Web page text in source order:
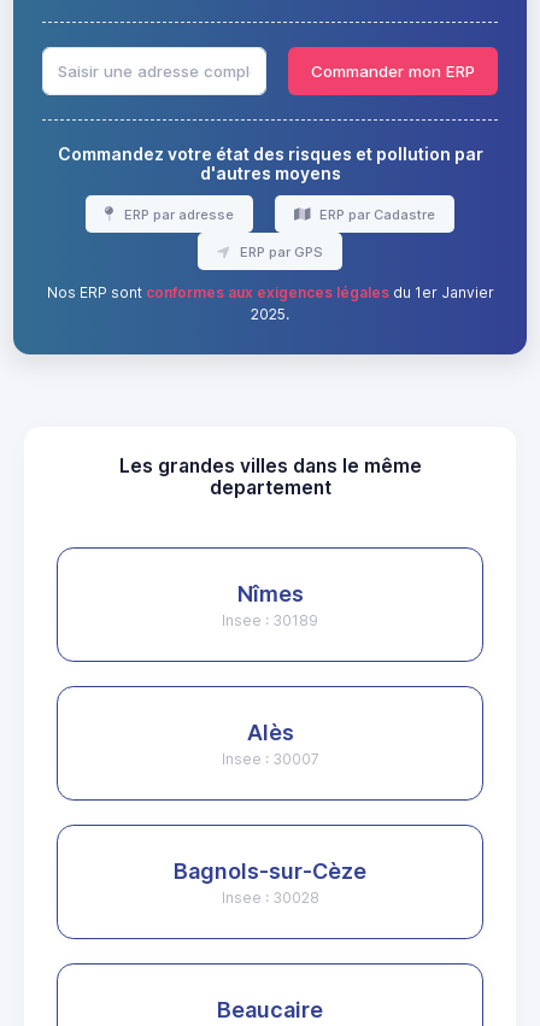
Commander mon ERP
Commandez votre état des risques et pollution par
d'autres moyens
ERP par adresse ERP par Cadastre
ERP par GPS
Nos ERP sont conformes aux exigences légalesdu 1er Janvier
2025.
Les grandes villes dans le même
departement
Nîmes
Insee : 30189
Alès
Insee : 30007
Bagnols-sur-Cèze
Insee : 30028
Beaucaire